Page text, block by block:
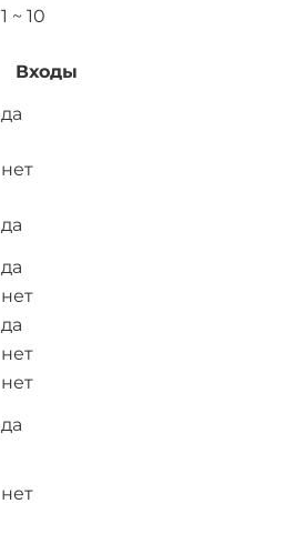
1 ~ 10
Входы
да
нет
да
да
нет
да
нет
нет
да
нет